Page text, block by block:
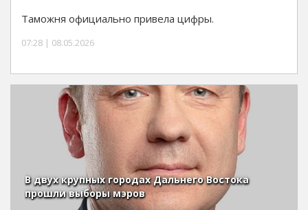
Таможня официально привела цифры.
07:28 | 08.05.2026
В двух крупных городах Дальнего Востока
прошли выборы мэров